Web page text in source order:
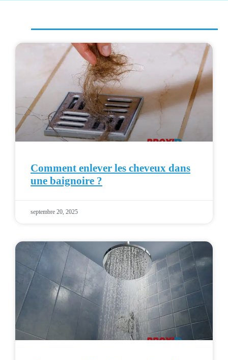
Comment enlever les cheveux dans
une baignoire ?
septembre 20, 2025